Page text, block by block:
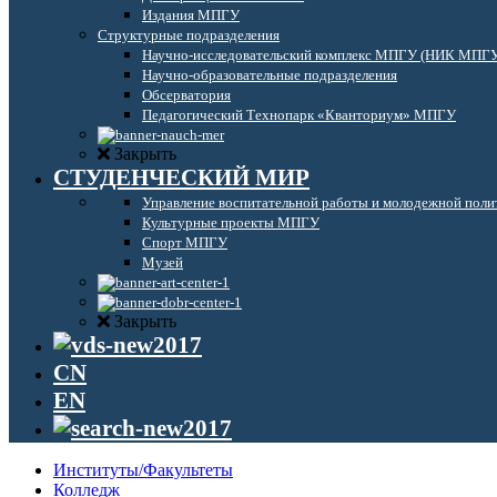
Издания МПГУ
Структурные подразделения
Научно-исследовательский комплекс МПГУ (НИК
Научно-образовательные подразделения
Обсерватория
Педагогический Технопарк «Кванториум» МПГУ
Закрыть
СТУДЕНЧЕСКИЙ МИР
Управление воспитательной работы и молодежной
Культурные проекты МПГУ
Спорт МПГУ
Музей
Закрыть
CN
EN
Институты/Факультеты
Колледж